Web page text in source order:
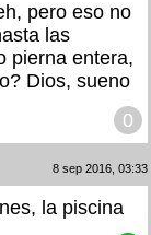
pero eso no
las
pierna entera,
Dios, sueno
0
8 sep 2016, 03:33
la piscina